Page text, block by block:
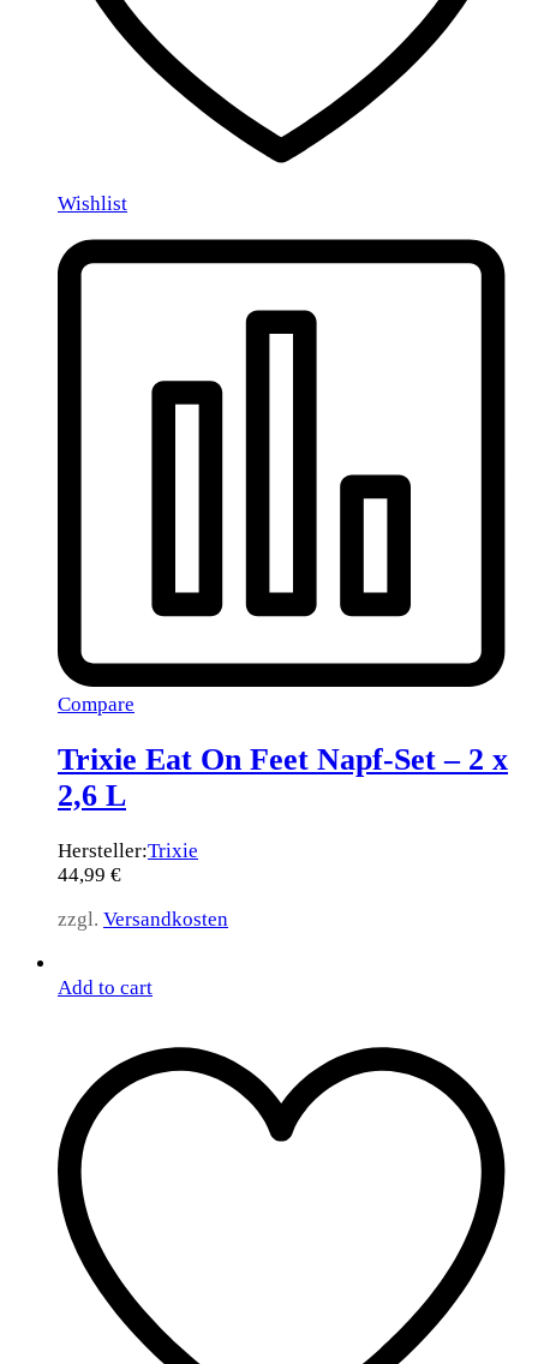
Wishlist
Compare
Trixie Eat On Feet Napf-Set – 2 x
2,6 L
Hersteller:Trixie
44,99 €
zzgl. Versandkosten
Add to cart